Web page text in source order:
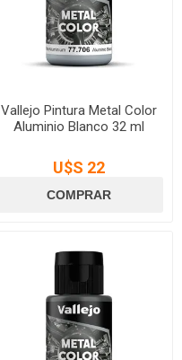
Vallejo Pintura Metal Color
Aluminio Blanco 32 ml
U$S 22